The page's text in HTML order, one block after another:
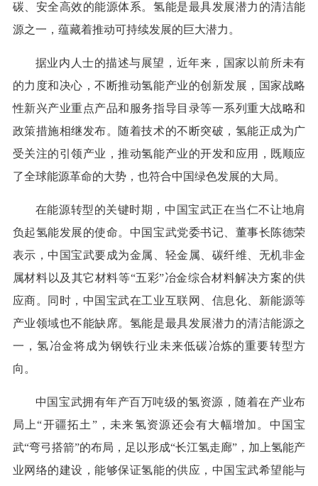
碳、安全高效的能源体系。氢能是最具发展潜力的清洁能
源之一，蕴藏着推动可持续发展的巨大潜力。
据业内人士的描述与展望，近年来，国家以前所未有
的力度和决心，不断推动氢能产业的创新发展，国家战略
性新兴产业重点产品和服务指导目录等一系列重大战略和
政策措施相继发布。随着技术的不断突破，氢能正成为广
受关注的引领产业，推动氢能产业的开发和应用，既顺应
了全球能源革命的大势，也符合中国绿色发展的大局。
在能源转型的关键时期，中国宝武正在当仁不让地肩
负起氢能发展的使命。中国宝武党委书记、董事长陈德荣
表示，中国宝武要成为金属、轻金属、碳纤维、无机非金
属材料以及其它材料等“五彩”冶金综合材料解决方案的供
应商。同时，中国宝武在工业互联网、信息化、新能源等
产业领域也不能缺席。氢能是最具发展潜力的清洁能源之
一，氢冶金将成为钢铁行业未来低碳冶炼的重要转型方
向。
中国宝武拥有年产百万吨级的氢资源，随着在产业布
局上“开疆拓土”，未来氢资源还会有大幅增加。中国宝
武“弯弓搭箭”的布局，足以形成“长江氢走廊”，加上氢能产
业网络的建设，能够保证氢能的供应，中国宝武希望能与